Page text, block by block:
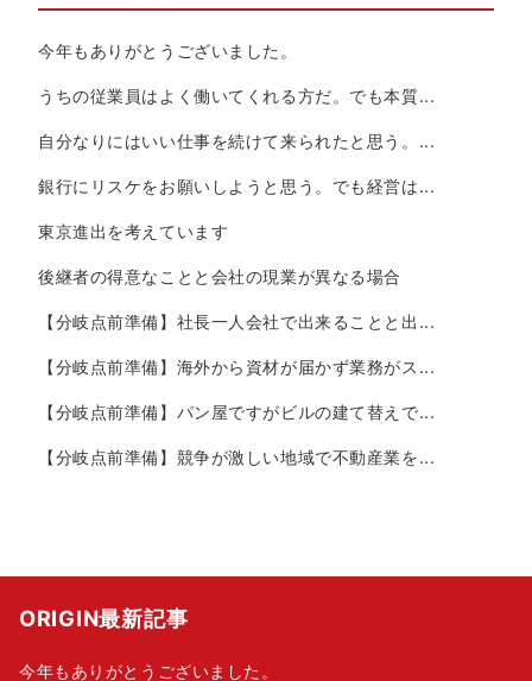
今年もありがとうございました。
うちの従業員はよく働いてくれる方だ。でも本質...
自分なりにはいい仕事を続けて来られたと思う。...
銀行にリスケをお願いしようと思う。でも経営は...
東京進出を考えています
後継者の得意なことと会社の現業が異なる場合
【分岐点前準備】社長一人会社で出来ることと出...
【分岐点前準備】海外から資材が届かず業務がス...
【分岐点前準備】パン屋ですがビルの建て替えで...
【分岐点前準備】競争が激しい地域で不動産業を...
ORIGIN最新記事
今年もありがとうございました。